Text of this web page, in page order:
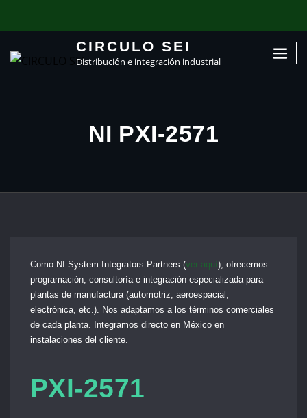
CIRCULO SEI
Distribución e integración industrial
NI PXI-2571
Como NI System Integrators Partners (ver aquí), ofrecemos
programación, consultoría e integración especializada para
plantas de manufactura (automotriz, aeroespacial,
electrónica, etc.). Nos adaptamos a los términos comerciales
de cada planta. Integramos directo en México en
instalaciones del cliente.
PXI-2571